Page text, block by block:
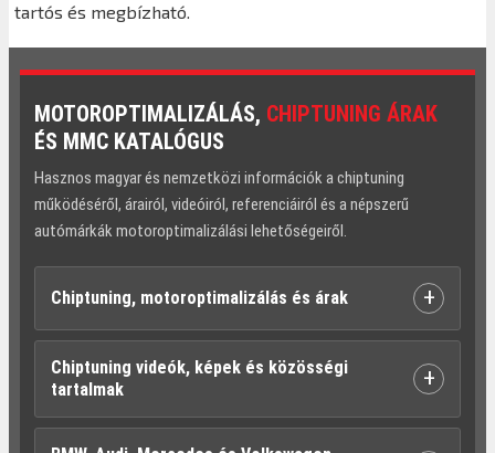
tartós és megbízható.
MOTOROPTIMALIZÁLÁS, CHIPTUNING ÁRAK
ÉS MMC KATALÓGUS
Hasznos magyar és nemzetközi információk a chiptuning
működéséről, árairól, videóiról, referenciáiról és a népszerű
autómárkák motoroptimalizálási lehetőségeiről.
Chiptuning, motoroptimalizálás és árak +
Chiptuning videók, képek és közösségi
tartalmak
+